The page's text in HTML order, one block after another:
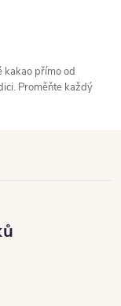
kakao přímo od
Proměňte každý